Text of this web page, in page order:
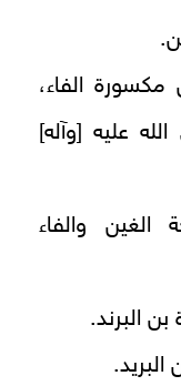
الفاء،
عليه [وآله]
والفاء
البريد.